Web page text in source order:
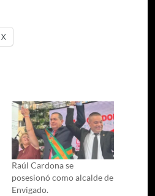
X
Raúl Cardona se
posesionó como alcalde de
Envigado.